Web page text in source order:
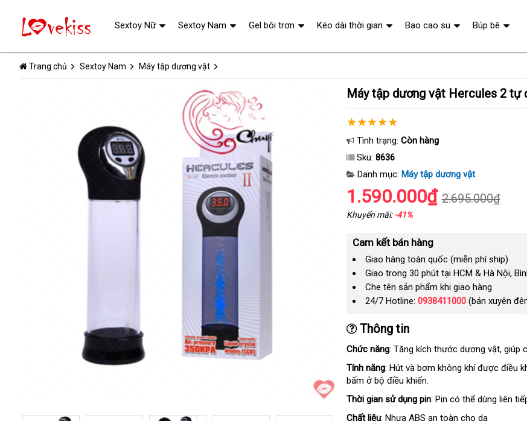
Trang chủ Sextoy Nam Máy tập dương vật
Máy tập dương vật Hercules 2 tự
Tình trạng: Còn hàng
Sku: 8636
Danh mục: Máy tập dương vật
1.590.000₫ 2.695.000₫
Khuyến mãi:-41%
Cam kết bán hàng
Giao hàng toàn quốc (miễn phí ship)
Giao trong 30 phút tại HCM & Hà Nội,
Che tên sản phẩm khi giao hàng
24/7 Hotline: 0938411000(bán xuyên
Thông tin
Chức năng: Tăng kích thước dương vật, giúp
Tính năng: Hút và bơm không khítận
được điều
bấm ở bộ điều khiển.
Thời gian sử dụng pin: Pin có thể dùng liên
Chất liệu: Nhựa ABS an toàn cho da
Sextoy Nữ Sextoy Nam Gel bôi trơn Kéo dài thời gian Bao cao su Búp bê